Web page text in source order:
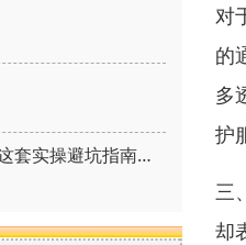
2026电工考证难不难？掌握这套实操避坑指南，拿证快人一步
对
的
多
护
三
却